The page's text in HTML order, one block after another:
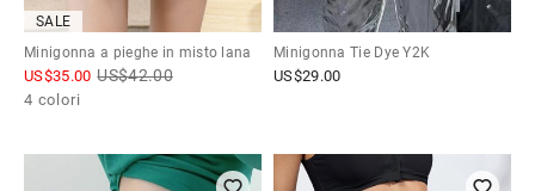
SALE
Minigonna a pieghe in misto lana
US$35.00 US$42.00
4 colori
Minigonna Tie Dye Y2K
US$29.00